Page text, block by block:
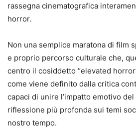
rassegna cinematografica
horror.
Non una semplice maratona di film
e proprio percorso culturale che,
centro il cosiddetto “elevated
come viene definito dalla critica
capaci di unire l’impatto emotivo
riflessione più profonda sui temi
nostro tempo.